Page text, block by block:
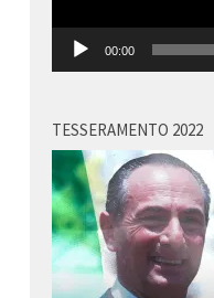
00:00
TESSERAMENTO 2022